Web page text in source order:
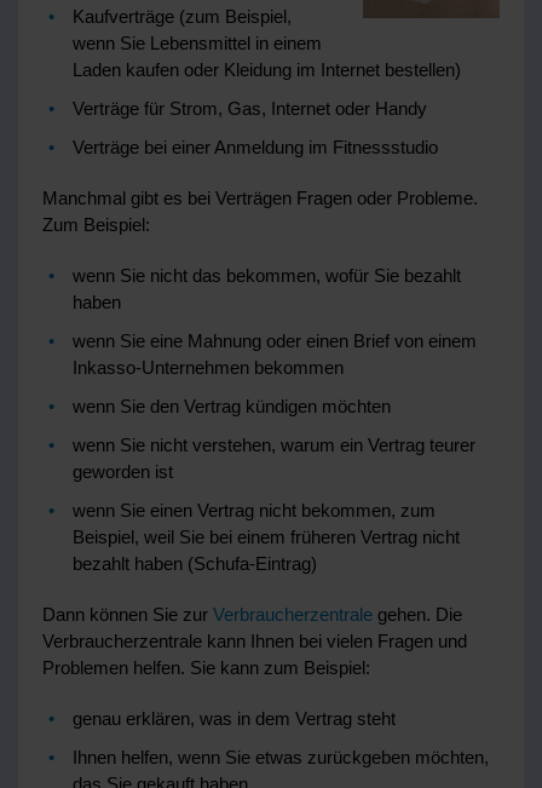
Kaufverträge (zum Beispiel,
wenn Sie Lebensmittel in einem
Laden kaufen oder Kleidung im Internet bestellen)
Verträge für Strom, Gas, Internet oder Handy
Verträge bei einer Anmeldung im Fitnessstudio
Manchmal gibt es bei Verträgen Fragen oder Probleme.
Zum Beispiel:
wenn Sie nicht das bekommen, wofür Sie bezahlt
haben
wenn Sie eine Mahnung oder einen Brief von einem
Inkasso-Unternehmen bekommen
wenn Sie den Vertrag kündigen möchten
wenn Sie nicht verstehen, warum ein Vertrag teurer
geworden ist
wenn Sie einen Vertrag nicht bekommen, zum
Beispiel, weil Sie bei einem früheren Vertrag nicht
bezahlt haben (Schufa-Eintrag)
Dann können Sie zurVerbraucherzentrale gehen. Die
Verbraucherzentrale kann Ihnen bei vielen Fragen und
Problemen helfen. Sie kann zum Beispiel:
genau erklären, was in dem Vertrag steht
Ihnen helfen, wenn Sie etwas zurückgeben möchten,